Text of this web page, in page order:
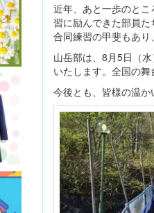
近年、あと一歩のと
習に励んできた部員
合同練習の甲斐もあり
山岳部は、8月5日（
いたします。全国の
今後とも、皆様の温か